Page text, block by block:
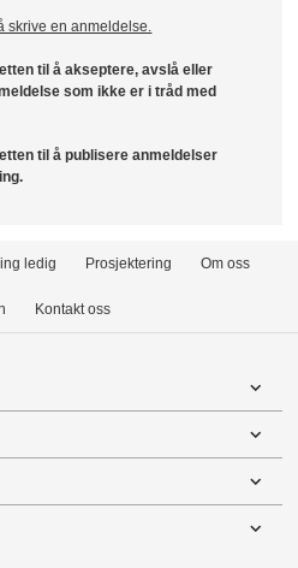
skrive en anmeldelse.
til å akseptere, avslå eller
som ikke er i tråd med
til å publisere anmeldelser
ledig Prosjektering Om oss
Kontakt oss